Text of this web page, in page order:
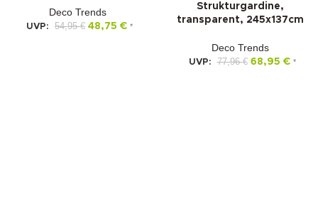
Deco Trends
UVP: 54,95€ 48,75 € *
Strukturgardine,
transparent, 245x137cm
Deco Trends
UVP: 77,96€ 68,95 € *